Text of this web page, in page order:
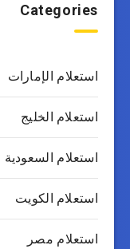
Categories
استعلام الإمارات
استعلام الخليج
استعلام السعودية
استعلام الكويت
استعلام مصر